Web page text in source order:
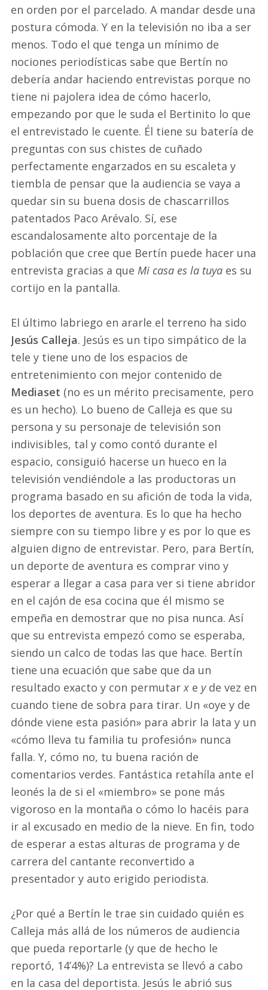
en orden por el parcelado. A mandar desde una
postura cómoda. Y en la televisión no iba a ser
menos. Todo el que tenga un mínimo de
nociones periodísticas sabe que Bertín no
debería andar haciendo entrevistas porque no
tiene ni pajolera idea de cómo hacerlo,
empezando por que le suda el Bertinito lo que
el entrevistado le cuente. Él tiene su batería de
preguntas con sus chistes de cuñado
perfectamente engarzados en su escaleta y
tiembla de pensar que la audiencia se vaya a
quedar sin su buena dosis de chascarrillos
patentados Paco Arévalo. Sí, ese
escandalosamente alto porcentaje de la
población que cree que Bertín puede hacer una
entrevista gracias a que Mi casa es la tuya es su
cortijo en la pantalla.
El último labriego en ararle el terreno ha sido
Jesús Calleja. Jesús es un tipo simpático de la
tele y tiene uno de los espacios de
entretenimiento con mejor contenido de
Mediaset (no es un mérito precisamente, pero
es un hecho). Lo bueno de Calleja es que su
persona y su personaje de televisión son
indivisibles, tal y como contó durante el
espacio, consiguió hacerse un hueco en la
televisión vendiéndole a las productoras un
programa basado en su afición de toda la vida,
los deportes de aventura. Es lo que ha hecho
siempre con su tiempo libre y es por lo que es
alguien digno de entrevistar. Pero, para Bertín,
un deporte de aventura es comprar vino y
esperar a llegar a casa para ver si tiene abridor
en el cajón de esa cocina que él mismo se
empeña en demostrar que no pisa nunca. Así
que su entrevista empezó como se esperaba,
siendo un calco de todas las que hace. Bertín
tiene una ecuación que sabe que da un
resultado exacto y con permutarx e yde vez en
cuando tiene de sobra para tirar. Un «oye y de
dónde viene esta pasión» para abrir la lata y un
«cómo lleva tu familia tu profesión» nunca
falla. Y, cómo no, tu buena ración de
comentarios verdes. Fantástica retahíla ante el
leonés la de si el «miembro» se pone más
vigoroso en la montaña o cómo lo hacéis para
ir al excusado en medio de la nieve. En fin, todo
de esperar a estas alturas de programa y de
carrera del cantante reconvertido a
presentador y auto erigido periodista.
¿Por qué a Bertín le trae sin cuidado quién es
Calleja más allá de los números de audiencia
que pueda reportarle (y que de hecho le
reportó, 14’4%)? La entrevista se llevó a cabo
en la casa del deportista. Jesús le abrió sus